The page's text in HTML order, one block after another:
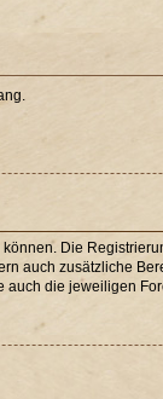
Die
auch zusätzliche
die jeweiligen